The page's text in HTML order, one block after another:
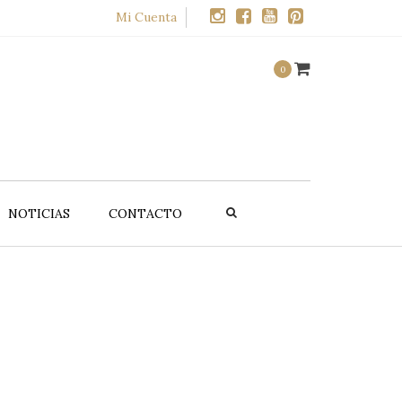
Mi Cuenta
0
NOTICIAS CONTACTO